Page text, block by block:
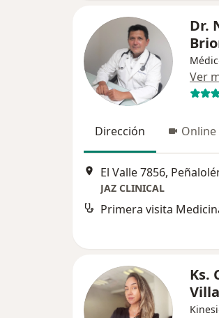
Dr.
Ver
Dirección Online
El Valle 7856,
JAZ CLINICAL
Primera visita
Ks.